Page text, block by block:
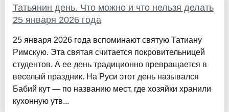
Татьянин день. Что можно и что нельзя делать
25 января 2026 года
25 января 2026 года вспоминают святую Татиану
Римскую. Эта святая считается покровительницей
студентов. А ее день традиционно превращается в
веселый праздник. На Руси этот день назывался
Бабий кут — по названию мест, где хозяйки хранили
кухонную утв...